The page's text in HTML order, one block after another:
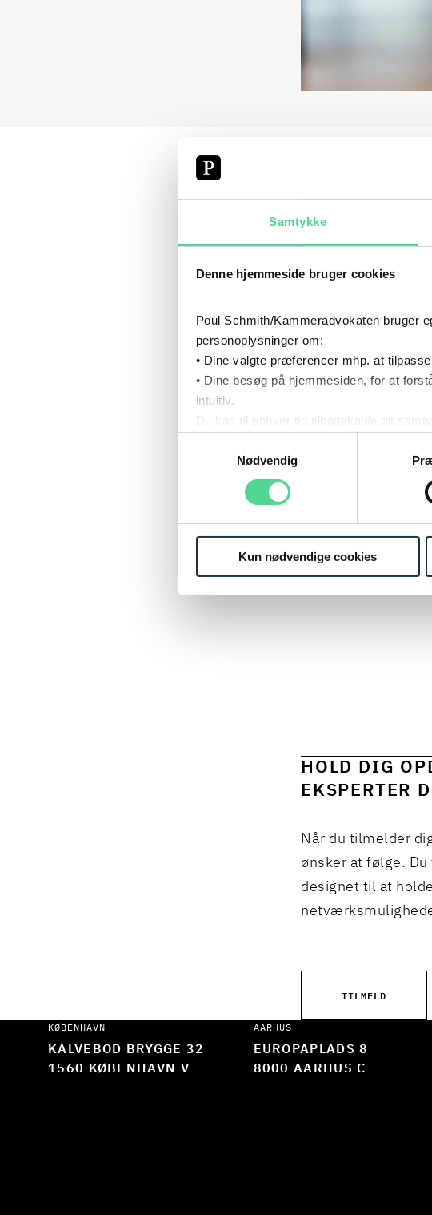
Samtykke
Denne hjemmeside bruger cookies
Poul Schmith/Kammeradvokaten bruger
personoplysninger om:
• Dine valgte præferencer mhp. at
• Dine besøg på hjemmesiden, for at
intuitiv.
Du kan til enhver tid tilbagekalde dit
Læs mere om vores behandling af
Nødvendig
Kun nødvendige cookies
ENTREPRISE
CV
2021
HOLD DIG
EKSPERTER
Når du tilmelder
ønsker at følge.
designet til at
TILMELD
KØBENHAVN
KALVEBOD BRYGGE 32
1560 KØBENHAVN V
AARHUS
EUROPAPLADS 8
8000 AARHUS C